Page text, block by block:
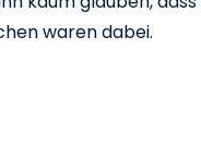
waren dabei.